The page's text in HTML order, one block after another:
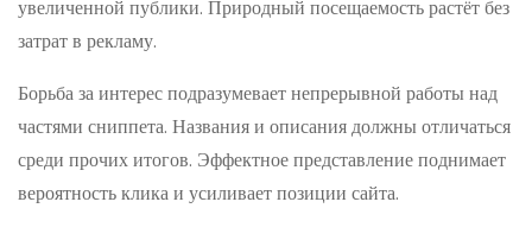
увеличенной публики. Природный посещаемость растёт без
затрат в рекламу.
Борьба за интерес подразумевает непрерывной работы над
частями сниппета. Названия и описания должны отличаться
среди прочих итогов. Эффектное представление поднимает
вероятность клика и усиливает позиции сайта.